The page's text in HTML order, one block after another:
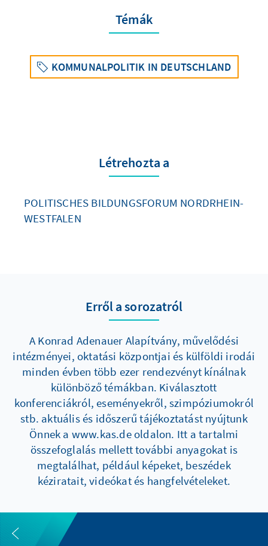
Témák
KOMMUNALPOLITIK IN DEUTSCHLAND
Létrehozta a
POLITISCHES BILDUNGSFORUM NORDRHEIN-
WESTFALEN
Erről a sorozatról
A Konrad Adenauer Alapítvány, művelődési
intézményei, oktatási központjai és külföldi irodái
minden évben több ezer rendezvényt kínálnak
különböző témákban. Kiválasztott
konferenciákról, eseményekről, szimpóziumokról
stb. aktuális és időszerű tájékoztatást nyújtunk
Önnek a www.kas.de oldalon. Itt a tartalmi
összefoglalás mellett további anyagokat is
megtalálhat, például képeket, beszédek
kéziratait, videókat és hangfelvételeket.